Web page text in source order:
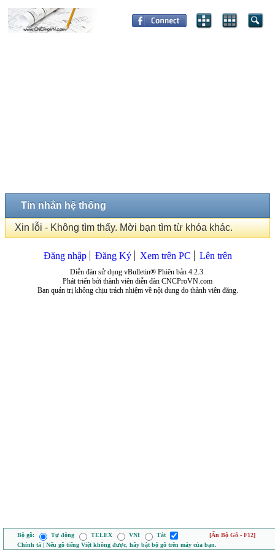
Tin nhắn hệ thống
Xin lỗi - Không tìm thấy. Mời bạn tìm từ khóa khác.
Đăng nhập Đăng Ký Xem trên PC Lên trên
Diễn đàn sử dụng vBulletin® Phiên bản 4.2.3.
Phát triển bởi thành viên diễn đàn CNCProVN.com
Ban quản trị không chịu trách nhiệm về nội dung do thành viên đăng.
Bộ gõ: Tự động TELEX VNI Tắt
[Ẩn Bộ Gõ - F12]
Chính tả | Nếu gõ tiếng Việt không được, hãy bật bộ gõ trên máy của bạn.